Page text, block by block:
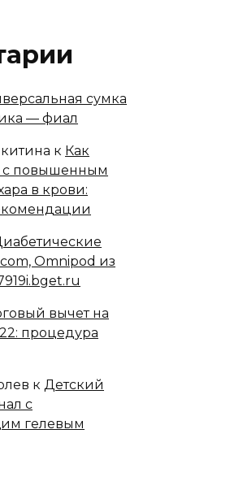
сумка
— фиал
к Как
с повышенным
в крови:
Omnipod из
вычет на
процедура
к Детский
с
гелевым